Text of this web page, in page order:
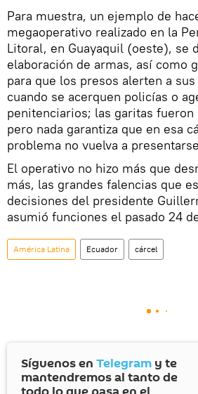
Para muestra, un ejemplo de
megaoperativo realizado en la
Litoral, en Guayaquil (oeste), se
elaboración de armas, así como
para que los presos alerten a
cuando se acerquen policías o
penitenciarios; las garitas fueron
pero nada garantiza que en esa
problema no vuelva a
El operativo no hizo más que
más, las grandes falencias que
decisiones del presidente
asumió funciones el pasado 24
América Latina Ecuador cárcel
Síguenos en Telegram y te
mantendremos al tanto de